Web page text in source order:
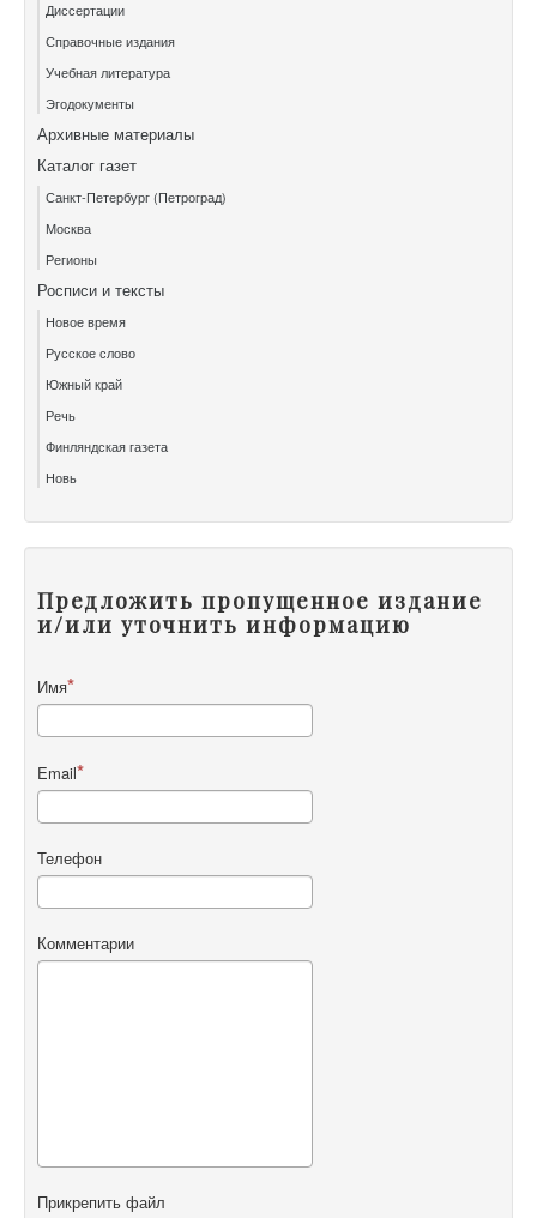
Диссертации
Справочные издания
Учебная литература
Эгодокументы
Архивные материалы
Каталог газет
Санкт-Петербург (Петроград)
Москва
Регионы
Росписи и тексты
Новое время
Русское слово
Южный край
Речь
Финляндская газета
Новь
Предложить пропущенное издание
и/или уточнить информацию
Имя
Email
Телефон
Комментарии
Прикрепить файл